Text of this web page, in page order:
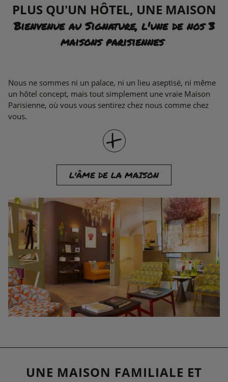
PLUS QU'UN HÔTEL, UNE MAISON
Bienvenue au Signature, l'une de nos 3
maisons parisiennes
Nous ne sommes ni un palace, ni un lieu aseptisé, ni même
un hôtel concept, mais tout simplement une vraie Maison
Parisienne, où vous vous sentirez chez nous comme chez
vous.
L'ÂME DE LA MAISON
UNE MAISON FAMILIALE ET